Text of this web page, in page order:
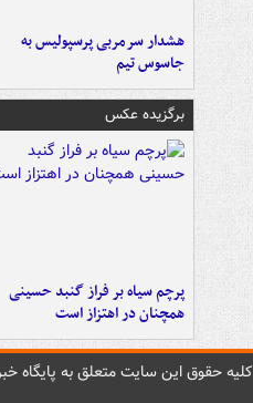
هشدار سرمربی پرسپولیس به
جاسوس تیم
برگزیده عکس
پرچم سیاه بر فراز گنبد حسینی
همچنان در اهتزاز است
کليه حقوق اين سايت متعلق به پایگاه